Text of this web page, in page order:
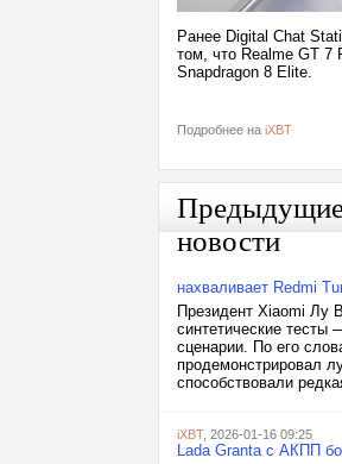
Ранее Digital Chat
том, что Realme GT 7
Snapdragon 8 Elite.
Подробнее на iXBT
новости
нахваливает Redmi
Президент Xiaomi Лу
синтетические
сценарии. По его
продемонстрировал
способствовали
iXBT, 2026-01-16 09:25
Lada Granta с АКПП